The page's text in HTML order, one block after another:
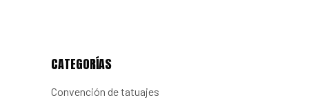
CATEGORÍAS
Convención de tatuajes